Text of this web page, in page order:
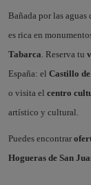
Bañada por las
es rica en
Tabarca. Reserva tu
España: el Castillo
o visita el centro
artístico y cultural.
Puedes encontrar
Hogueras de San